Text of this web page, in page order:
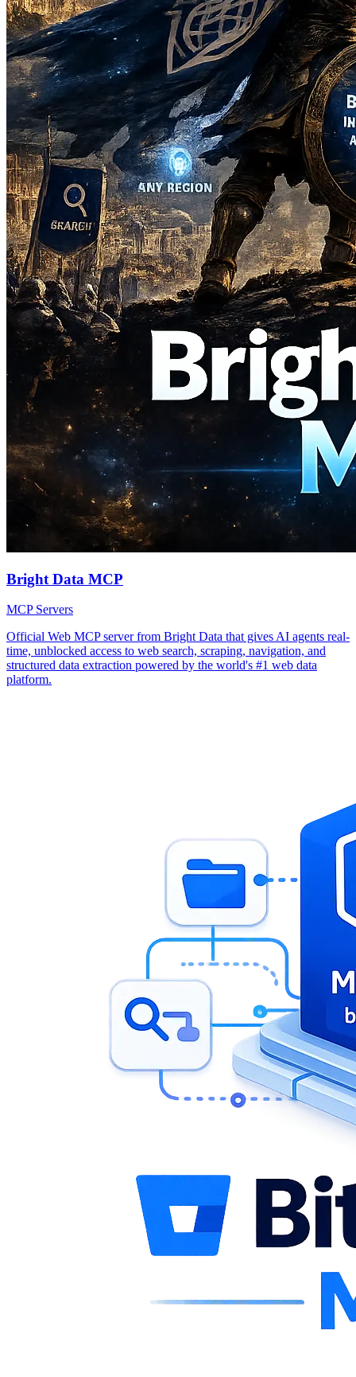
Bright Data MCP
MCP Servers
Official Web MCP server from Bright Data that gives AI agents real-
time, unblocked access to web search, scraping, navigation, and
structured data extraction powered by the world's #1 web data
platform.